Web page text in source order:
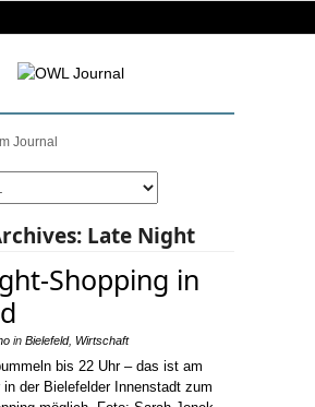
Late Night
Shopping in
in Bielefeld, Wirtschaft